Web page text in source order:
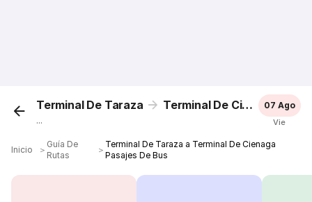
Terminal De Taraza Terminal De Cienaga
...
07 Ago
Vie
Inicio ＞
Guía De
Rutas
＞
Terminal De Taraza a Terminal De Cienaga
Pasajes De Bus